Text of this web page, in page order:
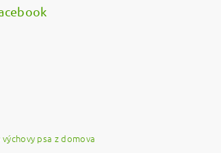
výchovy psa z domova